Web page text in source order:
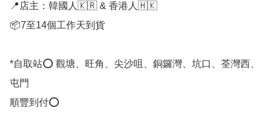
📍店主：韓國人🇰🇷 & 香港人🇭🇰
📦7至14個工作天到貨
*自取站⭕ 觀塘、旺角、尖沙咀、銅鑼灣、坑口、荃灣西、
屯門
順豐到付⭕